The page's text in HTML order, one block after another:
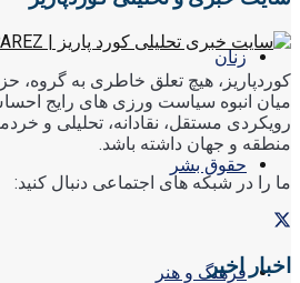
زنان
حقوق بشر
فرهنگ و هنر
کوردپاریز، هیچ تعلق خاطری به گروه،
میان انبوه سیاست ورزی های رایج
رویکردی مستقل، نقادانه، تحلیلی و
منطقه و جهان داشته باشد.
ما را در شبکه های اجتماعی دنبال کنید:
اخبار اخیر